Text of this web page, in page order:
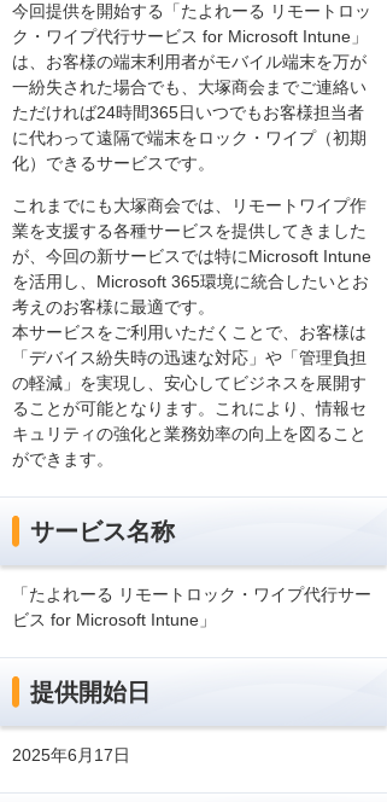
今回提供を開始する「たよれーる リモートロッ
ク・ワイプ代行サービス for Microsoft Intune」
は、お客様の端末利用者がモバイル端末を万が
一紛失された場合でも、大塚商会までご連絡い
ただければ24時間365日いつでもお客様担当者
に代わって遠隔で端末をロック・ワイプ（初期
化）できるサービスです。
これまでにも大塚商会では、リモートワイプ作
業を支援する各種サービスを提供してきました
が、今回の新サービスでは特にMicrosoft Intune
を活用し、Microsoft 365環境に統合したいとお
考えのお客様に最適です。
本サービスをご利用いただくことで、お客様は
「デバイス紛失時の迅速な対応」や「管理負担
の軽減」を実現し、安心してビジネスを展開す
ることが可能となります。これにより、情報セ
キュリティの強化と業務効率の向上を図ること
ができます。
サービス名称
「たよれーる リモートロック・ワイプ代行サー
ビス for Microsoft Intune」
提供開始日
2025年6月17日